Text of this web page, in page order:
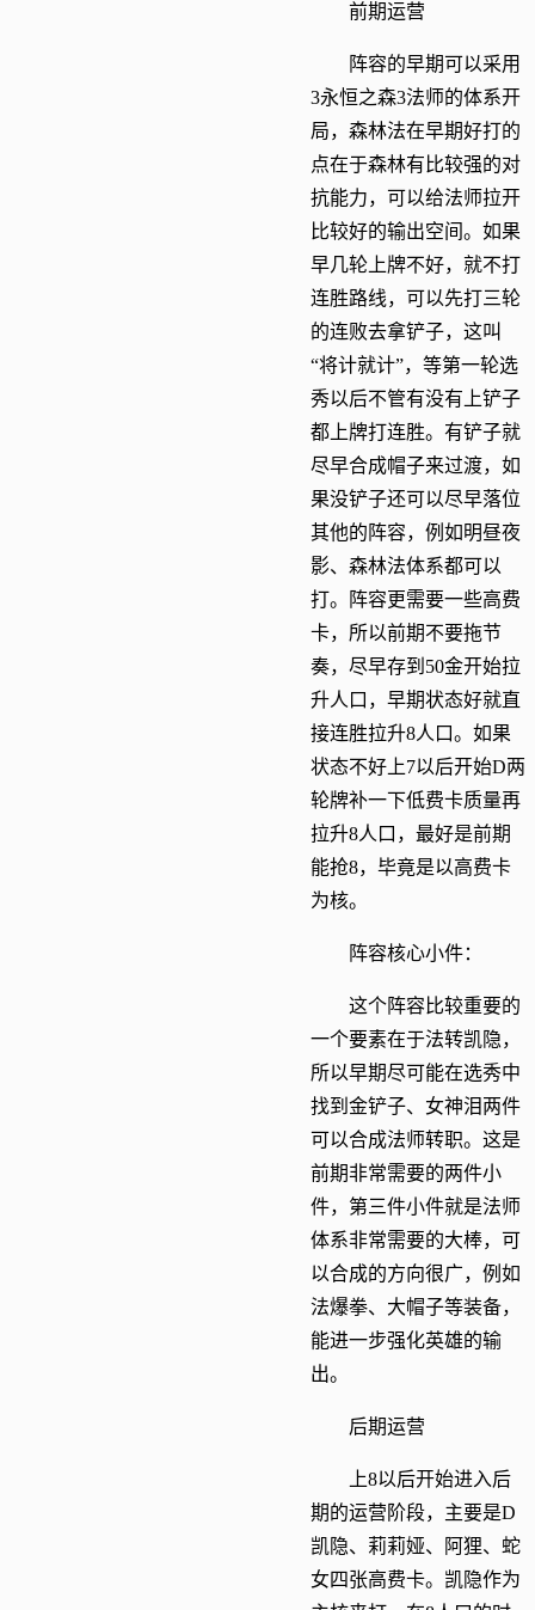
前期运营
阵容的早期可以采用
3永恒之森3法师的体系开
局，森林法在早期好打的
点在于森林有比较强的对
抗能力，可以给法师拉开
比较好的输出空间。如果
早几轮上牌不好，就不打
连胜路线，可以先打三轮
的连败去拿铲子，这叫
“将计就计”，等第一轮选
秀以后不管有没有上铲子
都上牌打连胜。有铲子就
尽早合成帽子来过渡，如
果没铲子还可以尽早落位
其他的阵容，例如明昼夜
影、森林法体系都可以
打。阵容更需要一些高费
卡，所以前期不要拖节
奏，尽早存到50金开始拉
升人口，早期状态好就直
接连胜拉升8人口。如果
状态不好上7以后开始D两
轮牌补一下低费卡质量再
拉升8人口，最好是前期
能抢8，毕竟是以高费卡
为核。
阵容核心小件：
这个阵容比较重要的
一个要素在于法转凯隐，
所以早期尽可能在选秀中
找到金铲子、女神泪两件
可以合成法师转职。这是
前期非常需要的两件小
件，第三件小件就是法师
体系非常需要的大棒，可
以合成的方向很广，例如
法爆拳、大帽子等装备，
能进一步强化英雄的输
出。
后期运营
上8以后开始进入后
期的运营阶段，主要是D
凯隐、莉莉娅、阿狸、蛇
女四张高费卡。凯隐作为